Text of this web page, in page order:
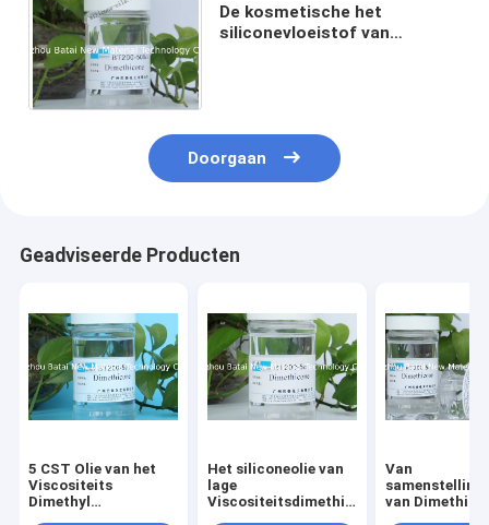
De kosmetische het
siliconevloeistof van
Doorgaan
Geadviseerde Producten
5 CST Olie van het
Viscositeits
Dimethyl
Het siliconeolie van
lage
Viscositeitsdimethicone/Dimethicone-
Van
van